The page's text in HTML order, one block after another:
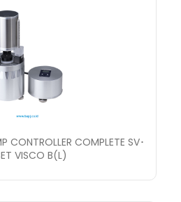
CONTROLLER COMPLETE SV･
VISCO B(L)